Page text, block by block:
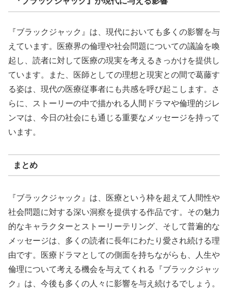
『ブラックジャック』は、現代においても多くの影響を与
えています。医療界の倫理や社会問題についての議論を喚
起し、読者に対して医療の現実を考えるきっかけを提供し
ています。また、医師としての理想と現実との間で葛藤す
る姿は、現代の医療従事者にも共感を呼び起こします。さ
らに、ストーリーの中で描かれる人間ドラマや倫理的ジレ
ンマは、今日の社会にも通じる重要なメッセージを持って
います。
まとめ
『ブラックジャック』は、医療という枠を超えて人間性や
社会問題に対する深い洞察を提供する作品です。その魅力
的なキャラクターとストーリーテリング、そして普遍的な
メッセージは、多くの読者に長年にわたり愛され続ける理
由です。医療ドラマとしての側面を持ちながらも、人生や
倫理について考える機会を与えてくれる『ブラックジャッ
ク』は、今後も多くの人々に影響を与え続けるでしょう。